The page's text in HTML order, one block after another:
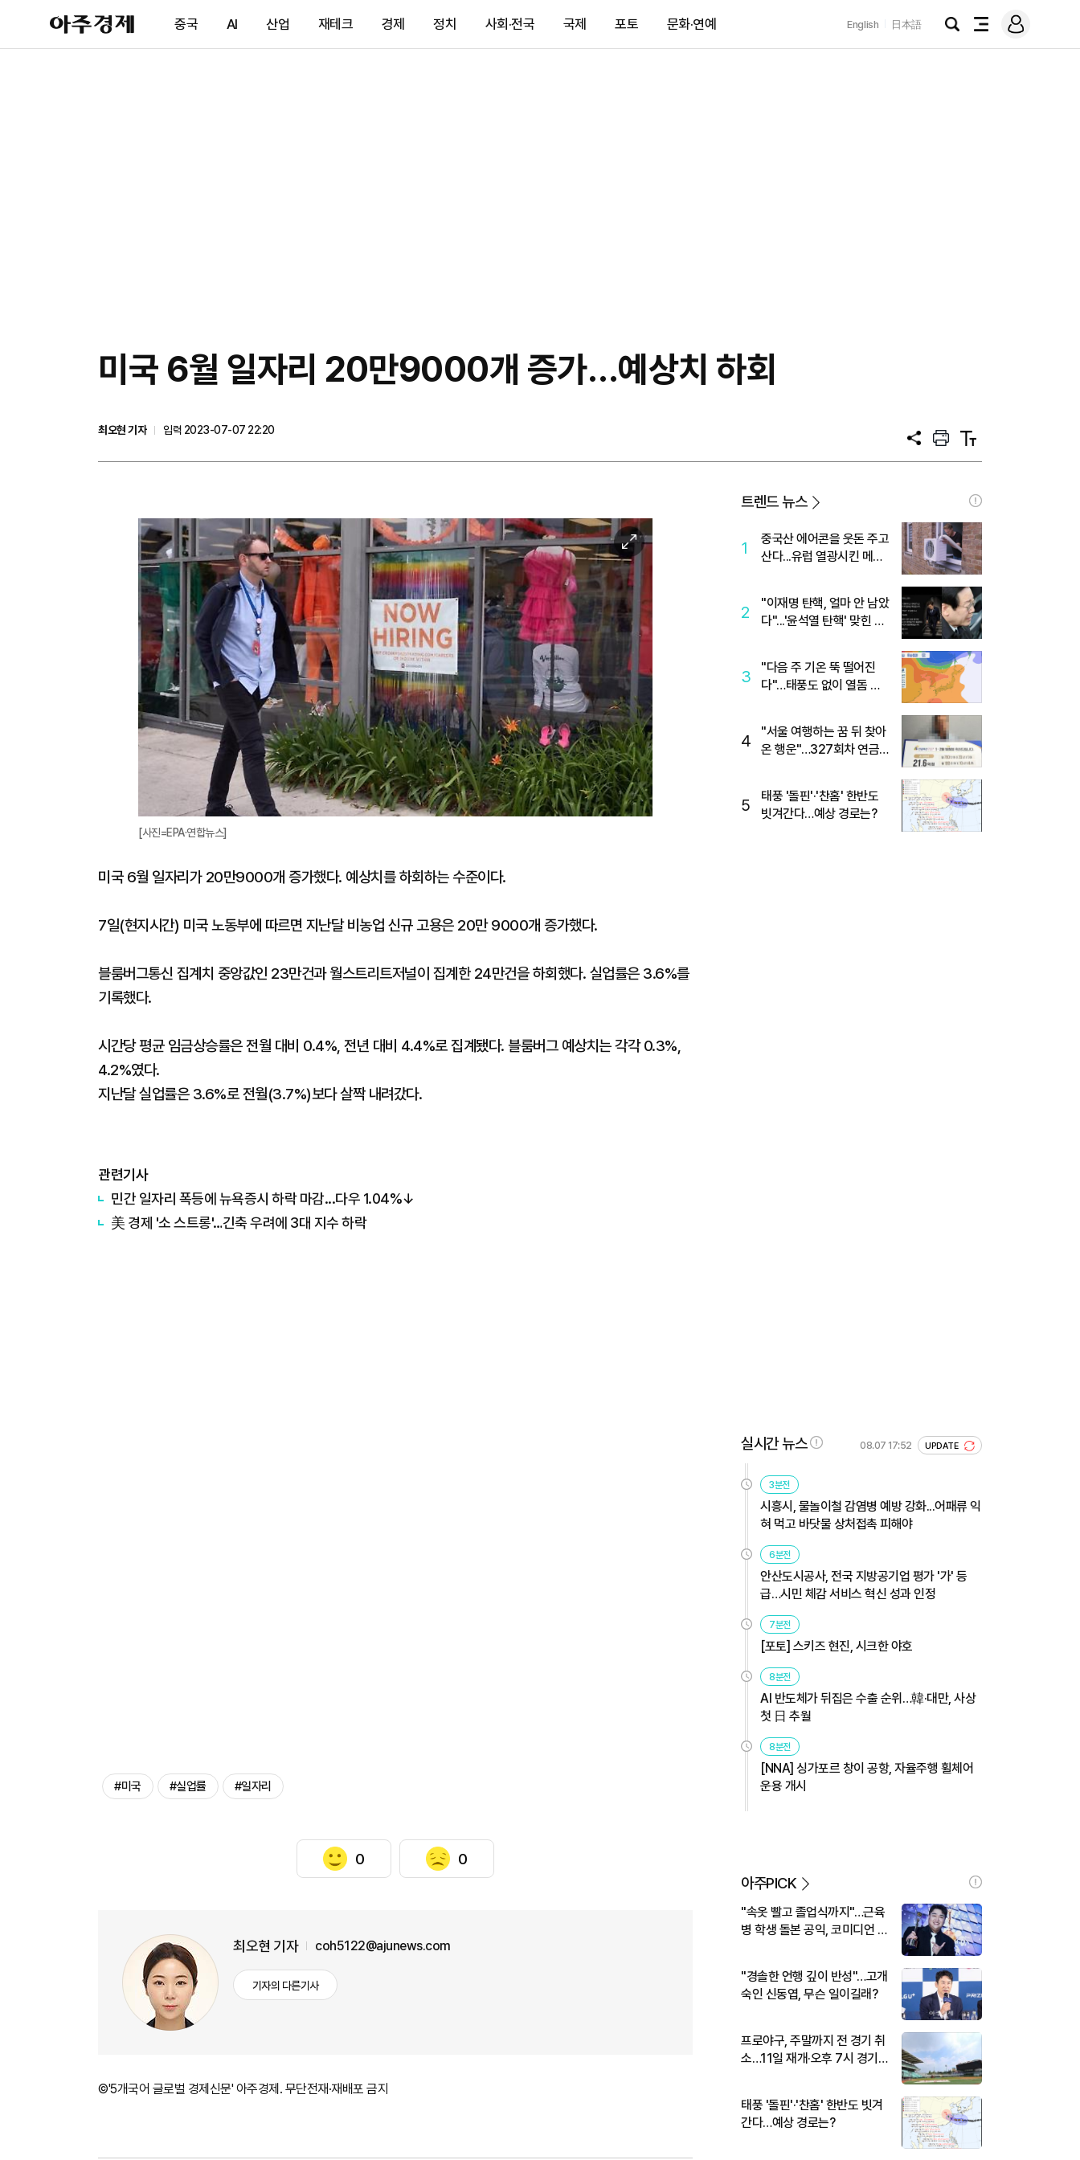
아
주
제
중국 AI 산업 재테크 경제 정치 사회·전국 국제 포토 문화·연예 English 日本語
검
전
메
그
미국 6월 일자리 20만9000개 증가…예상치 하회
최오현 기자
입력 2023-07-07 22:20
공
프
트
텍
트
이
미
지
확
대
[사진=EPA·연합뉴스]
미국 6월 일자리가 20만9000개 증가했다. 예상치를 하회하는 수준이다.
7일(현지시간) 미국 노동부에 따르면 지난달 비농업 신규 고용은 20만 9000개 증가했다.
블룸버그통신 집계치 중앙값인 23만건과 월스트리트저널이 집계한 24만건을 하회했다. 실업률은 3.6%를
기록했다.
시간당 평균 임금상승률은 전월 대비 0.4%, 전년 대비 4.4%로 집계됐다. 블룸버그 예상치는 각각 0.3%,
4.2%였다.
지난달 실업률은 3.6%로 전월(3.7%)보다 살짝 내려갔다.
관련기사
민간 일자리 폭등에 뉴욕증시 하락 마감...다우 1.04%↓
美 경제 '소 스트롱'…긴축 우려에 3대 지수 하락
#미국 #실업률 #일자리
0 0
최오현 기자 coh5122@ajunews.com
기자의 다른기사
©'5개국어 글로벌 경제신문' 아주경제. 무단전재·재배포 금지
트렌드 뉴스
1
중국산 에어콘을 웃돈 주고
산다...유럽 열광시킨 메이
2
"이재명 탄핵, 얼마 안 남았
다"...'윤석열 탄핵' 맞힌 무
3
"다음 주 기온 뚝 떨어진
다"…태풍도 없이 열돔 박
4
"서울 여행하는 꿈 뒤 찾아
온 행운"…327회차 연금
5
태풍 '돌핀'·'찬홈' 한반도
빗겨간다…예상 경로는?
실시간 뉴스 08.07 17:52 UPDATE
3분전
시흥시, 물놀이철 감염병 예방 강화...어패류 익
혀 먹고 바닷물 상처접촉 피해야
6분전
안산도시공사, 전국 지방공기업 평가 '가' 등
급…시민 체감 서비스 혁신 성과 인정
7분전
[포토] 스키즈 현진, 시크한 야호
8분전
AI 반도체가 뒤집은 수출 순위…韓·대만, 사상
첫 日 추월
8분전
[NNA] 싱가포르 창이 공항, 자율주행 휠체어
운용 개시
아주PICK
"속옷 빨고 졸업식까지"…근육
병 학생 돌본 공익, 코미디언 김
"경솔한 언행 깊이 반성"…고개
숙인 신동엽, 무슨 일이길래?
프로야구, 주말까지 전 경기 취
소…11일 재개·오후 7시 경기
태풍 '돌핀'·'찬홈' 한반도 빗겨
간다…예상 경로는?